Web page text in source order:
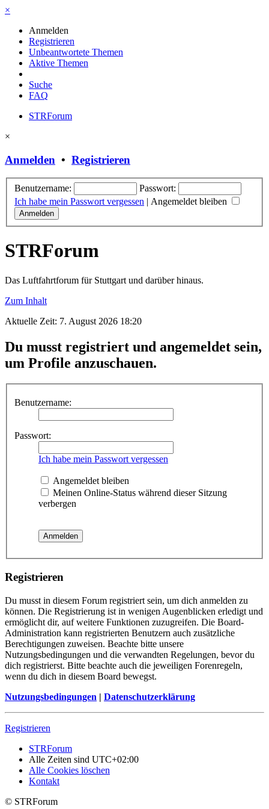
×
Anmelden
Registrieren
Unbeantwortete Themen
Aktive Themen
Suche
FAQ
STRForum
×
Anmelden • Registrieren
Benutzername:
Passwort:
Ich habe mein Passwort vergessen | Angemeldet bleiben
STRForum
Das Luftfahrtforum für Stuttgart und darüber hinaus.
Zum Inhalt
Aktuelle Zeit: 7. August 2026 18:20
Du musst registriert und angemeldet sein,
um Profile anzuschauen.
Benutzername:
Passwort:
Ich habe mein Passwort vergessen
Angemeldet bleiben
Meinen Online-Status während dieser Sitzung
verbergen
Registrieren
Du musst in diesem Forum registriert sein, um dich anmelden zu
können. Die Registrierung ist in wenigen Augenblicken erledigt und
ermöglicht dir, auf weitere Funktionen zuzugreifen. Die Board-
Administration kann registrierten Benutzern auch zusätzliche
Berechtigungen zuweisen. Beachte bitte unsere
Nutzungsbedingungen und die verwandten Regelungen, bevor du
dich registrierst. Bitte beachte auch die jeweiligen Forenregeln,
wenn du dich in diesem Board bewegst.
Nutzungsbedingungen | Datenschutzerklärung
Registrieren
STRForum
Alle Zeiten sind UTC+02:00
Alle Cookies löschen
Kontakt
© STRForum